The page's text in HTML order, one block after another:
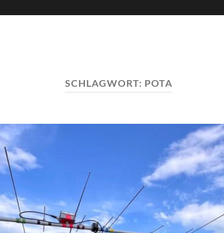
SCHLAGWORT: POTA